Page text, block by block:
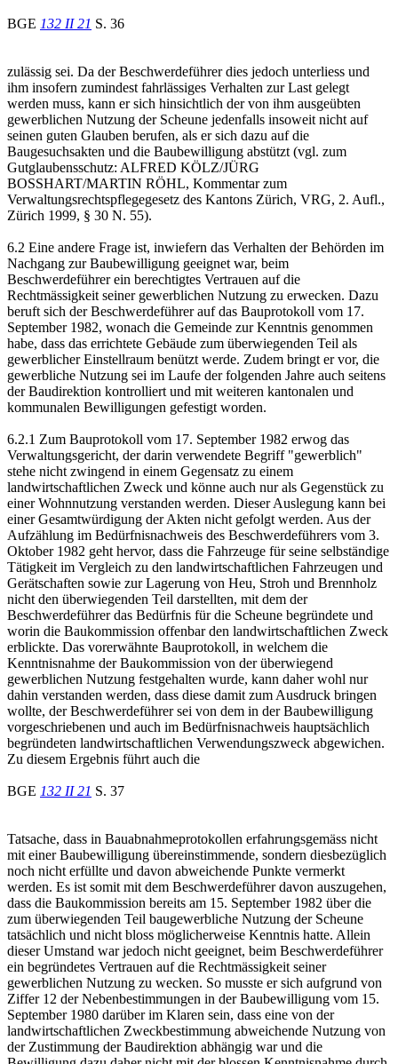
BGE 132 II 21 S. 36
zulässig sei. Da der Beschwerdeführer dies jedoch unterliess und
ihm insofern zumindest fahrlässiges Verhalten zur Last gelegt
werden muss, kann er sich hinsichtlich der von ihm ausgeübten
gewerblichen Nutzung der Scheune jedenfalls insoweit nicht auf
seinen guten Glauben berufen, als er sich dazu auf die
Baugesuchsakten und die Baubewilligung abstützt (vgl. zum
Gutglaubensschutz: ALFRED KÖLZ/JÜRG
BOSSHART/MARTIN RÖHL, Kommentar zum
Verwaltungsrechtspflegegesetz des Kantons Zürich, VRG, 2. Aufl.,
Zürich 1999, § 30 N. 55).
6.2 Eine andere Frage ist, inwiefern das Verhalten der Behörden im
Nachgang zur Baubewilligung geeignet war, beim
Beschwerdeführer ein berechtigtes Vertrauen auf die
Rechtmässigkeit seiner gewerblichen Nutzung zu erwecken. Dazu
beruft sich der Beschwerdeführer auf das Bauprotokoll vom 17.
September 1982, wonach die Gemeinde zur Kenntnis genommen
habe, dass das errichtete Gebäude zum überwiegenden Teil als
gewerblicher Einstellraum benützt werde. Zudem bringt er vor, die
gewerbliche Nutzung sei im Laufe der folgenden Jahre auch seitens
der Baudirektion kontrolliert und mit weiteren kantonalen und
kommunalen Bewilligungen gefestigt worden.
6.2.1 Zum Bauprotokoll vom 17. September 1982 erwog das
Verwaltungsgericht, der darin verwendete Begriff "gewerblich"
stehe nicht zwingend in einem Gegensatz zu einem
landwirtschaftlichen Zweck und könne auch nur als Gegenstück zu
einer Wohnnutzung verstanden werden. Dieser Auslegung kann bei
einer Gesamtwürdigung der Akten nicht gefolgt werden. Aus der
Aufzählung im Bedürfnisnachweis des Beschwerdeführers vom 3.
Oktober 1982 geht hervor, dass die Fahrzeuge für seine selbständige
Tätigkeit im Vergleich zu den landwirtschaftlichen Fahrzeugen und
Gerätschaften sowie zur Lagerung von Heu, Stroh und Brennholz
nicht den überwiegenden Teil darstellten, mit dem der
Beschwerdeführer das Bedürfnis für die Scheune begründete und
worin die Baukommission offenbar den landwirtschaftlichen Zweck
erblickte. Das vorerwähnte Bauprotokoll, in welchem die
Kenntnisnahme der Baukommission von der überwiegend
gewerblichen Nutzung festgehalten wurde, kann daher wohl nur
dahin verstanden werden, dass diese damit zum Ausdruck bringen
wollte, der Beschwerdeführer sei von dem in der Baubewilligung
vorgeschriebenen und auch im Bedürfnisnachweis hauptsächlich
begründeten landwirtschaftlichen Verwendungszweck abgewichen.
Zu diesem Ergebnis führt auch die
BGE 132 II 21 S. 37
Tatsache, dass in Bauabnahmeprotokollen erfahrungsgemäss nicht
mit einer Baubewilligung übereinstimmende, sondern diesbezüglich
noch nicht erfüllte und davon abweichende Punkte vermerkt
werden. Es ist somit mit dem Beschwerdeführer davon auszugehen,
dass die Baukommission bereits am 15. September 1982 über die
zum überwiegenden Teil baugewerbliche Nutzung der Scheune
tatsächlich und nicht bloss möglicherweise Kenntnis hatte. Allein
dieser Umstand war jedoch nicht geeignet, beim Beschwerdeführer
ein begründetes Vertrauen auf die Rechtmässigkeit seiner
gewerblichen Nutzung zu wecken. So musste er sich aufgrund von
Ziffer 12 der Nebenbestimmungen in der Baubewilligung vom 15.
September 1980 darüber im Klaren sein, dass eine von der
landwirtschaftlichen Zweckbestimmung abweichende Nutzung von
der Zustimmung der Baudirektion abhängig war und die